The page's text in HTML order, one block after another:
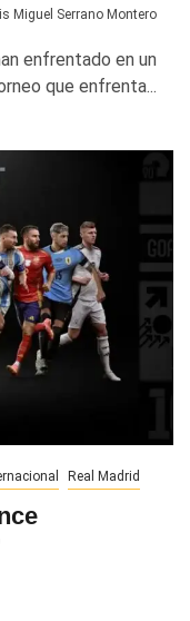
Miguel Serrano Montero
enfrentado en un
que enfrenta...
Real Madrid